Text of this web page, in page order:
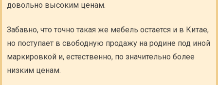
довольно высоким ценам.
Забавно, что точно такая же мебель остается и в Китае,
но поступает в свободную продажу на родине под иной
маркировкой и, естественно, по значительно более
низким ценам.